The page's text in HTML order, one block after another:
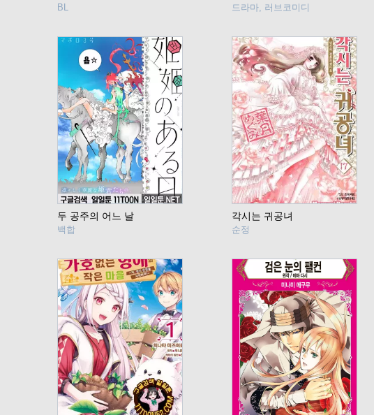
BL 드라마, 러브코미디
두 공주의 어느 날
백합
각시는 귀공녀
순정